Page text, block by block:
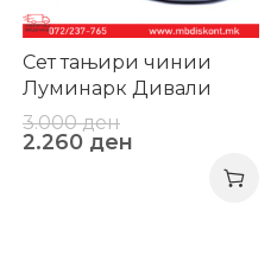
Сет тањири чинии
Луминарк Дивали
гранитни 18/1
3.000ден
2.260 ден